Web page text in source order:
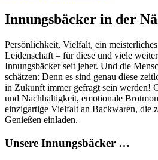
Innungsbäcker in der
Persönlichkeit, Vielfalt, ein
Leidenschaft – für diese und viele
Innungsbäcker seit jeher. Und die
schätzen: Denn es sind genau diese
in Zukunft immer gefragt sein werden!
und Nachhaltigkeit, emotionale
einzigartige Vielfalt an Backwaren, die
Genießen einladen.
Unsere Innungsbäcker …